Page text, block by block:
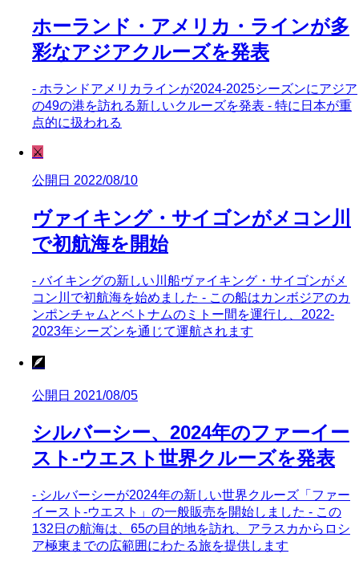
ホーランド・アメリカ・ラインが多
彩なアジアクルーズを発表
- ホランドアメリカラインが2024-2025シーズンにアジア
の49の港を訪れる新しいクルーズを発表 - 特に日本が重
点的に扱われる
⚔️
公開日 2022/08/10
ヴァイキング・サイゴンがメコン川
で初航海を開始
- バイキングの新しい川船ヴァイキング・サイゴンがメ
コン川で初航海を始めました - この船はカンボジアのカ
ンポンチャムとベトナムのミトー間を運行し、2022-
2023年シーズンを通じて運航されます
🪶
公開日 2021/08/05
シルバーシー、2024年のファーイー
スト-ウエスト世界クルーズを発表
- シルバーシーが2024年の新しい世界クルーズ「ファー
イースト-ウエスト」の一般販売を開始しました - この
132日の航海は、65の目的地を訪れ、アラスカからロシ
ア極東までの広範囲にわたる旅を提供します